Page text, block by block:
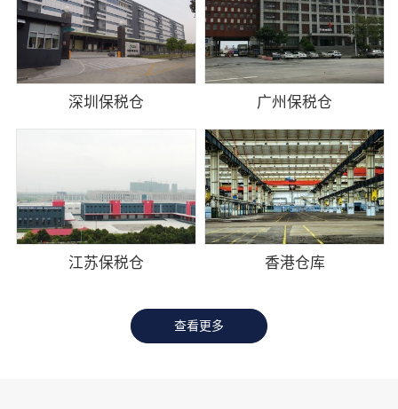
深圳保税仓 广州保税仓
江苏保税仓 香港仓库
查看更多